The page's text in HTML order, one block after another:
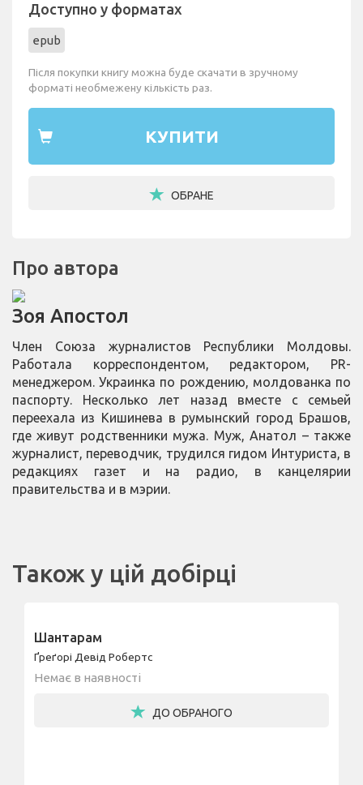
Доступно у форматах
epub
Після покупки книгу можна буде скачати в зручному
форматі необмежену кількість раз.
КУПИТИ
ОБРАНЕ
Про автора
Зоя Апостол
Член Союза журналистов Республики Молдовы.
Работала корреспондентом, редактором, PR-
менеджером. Украинка по рождению, молдованка по
паспорту. Несколько лет назад вместе с семьей
переехала из Кишинева в румынский город Брашов,
где живут родственники мужа. Муж, Анатол – также
журналист, переводчик, трудился гидом Интуриста, в
редакциях газет и на радио, в канцелярии
правительства и в мэрии.
Також у цій добірці
Шантарам
Ґреґорі Девід Робертс
Немає в наявності
ДО ОБРАНОГО